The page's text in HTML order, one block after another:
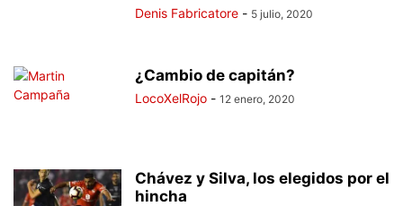
Denis Fabricatore - 5 julio, 2020
¿Cambio de capitán?
LocoXelRojo - 12 enero, 2020
Chávez y Silva, los elegidos por el
hincha